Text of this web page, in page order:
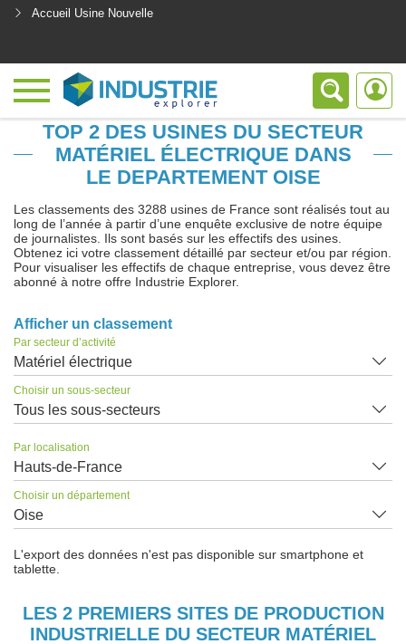
Accueil Usine Nouvelle
TOP 2 DES USINES DU SECTEUR
MATÉRIEL ÉLECTRIQUE DANS
LE DEPARTEMENT OISE
Les classements des 3288 usines de France sont réalisés tout au
long de l’année à partir d’une enquête exclusive de notre équipe
de journalistes. Ils sont basés sur les effectifs des usines.
Obtenez ici votre classement détaillé par secteur et/ou par région.
Pour visualiser les effectifs de chaque entreprise, vous devez être
abonné à notre offre Industrie Explorer.
Afficher un classement
Par secteur d’activité
Matériel électrique
Choisir un sous-secteur
Tous les sous-secteurs
Par localisation
Hauts-de-France
Choisir un département
Oise
L'export des données n'est pas disponible sur smartphone et
tablette.
LES 2 PREMIERS SITES DE PRODUCTION
INDUSTRIELLE DU SECTEUR MATÉRIEL